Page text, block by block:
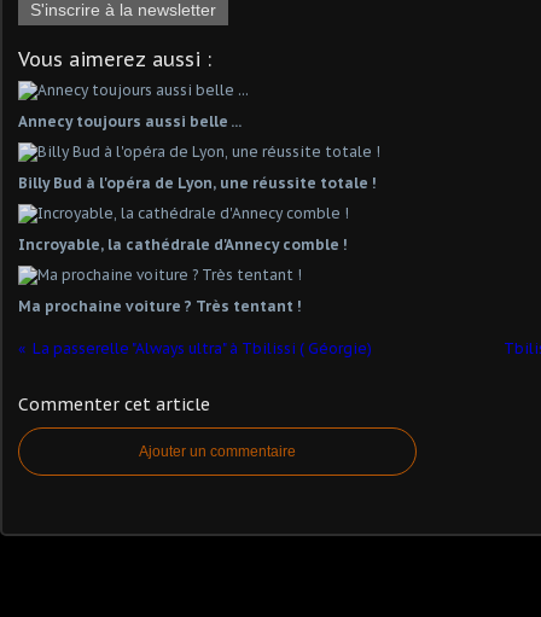
S'inscrire à la newsletter
Vous aimerez aussi :
Annecy toujours aussi belle ...
Billy Bud à l'opéra de Lyon, une réussite totale !
Incroyable, la cathédrale d'Annecy comble !
Ma prochaine voiture ? Très tentant !
La passerelle "Always ultra" à Tbilissi ( Géorgie)
Commenter cet article
Ajouter un commentaire